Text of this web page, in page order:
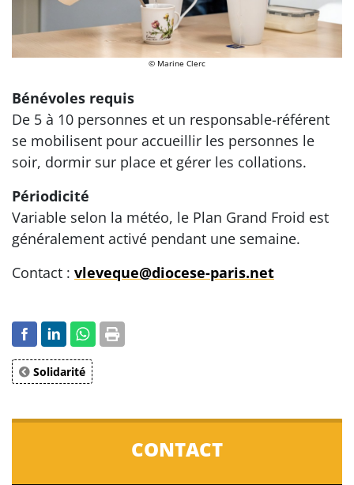
© Marine Clerc
Bénévoles requis
De 5 à 10 personnes et un responsable-référent
se mobilisent pour accueillir les personnes le
soir, dormir sur place et gérer les collations.
Périodicité
Variable selon la météo, le Plan Grand Froid est
généralement activé pendant une semaine.
Contact : vleveque@diocese-paris.net
Solidarité
CONTACT